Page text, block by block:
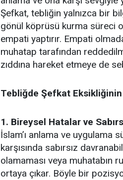
Şefkat, tebliğin yalnızca bir
gönül köprüsü kurma süreci
empati yaptırır. Empati
muhatap tarafından
zıddına hareket etmeye de
Tebliğde Şefkat
1. Bireysel Hatalar ve
İslam’ı anlama ve
karşısında sabırsız
olamaması veya muhatabın
ortaya çıkar. Böyle bir